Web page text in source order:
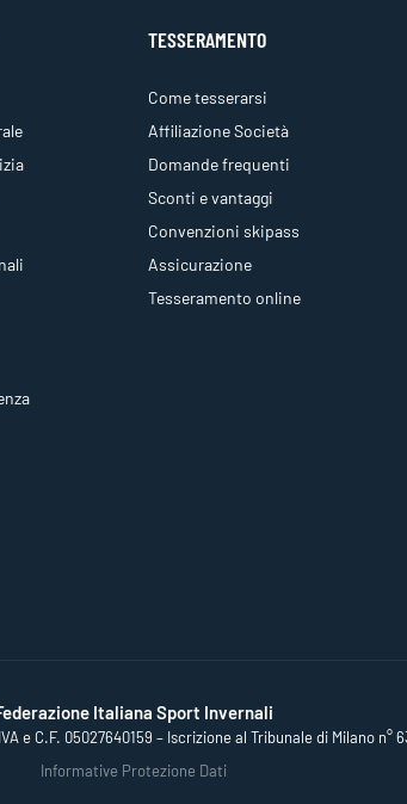
TESSERAMENTO
Come tesserarsi
Affiliazione Società
Domande frequenti
Sconti e vantaggi
Convenzioni skipass
Assicurazione
Tesseramento online
Italiana Sport Invernali
e C.F. 05027640159 – Iscrizione al Tribunale di Milano n°
Informative Protezione Dati